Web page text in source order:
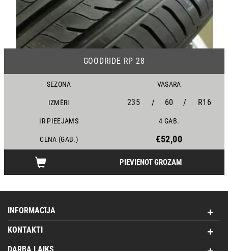
GOODRIDE RP 28
SEZONA VASARA
IZMĒRI 235 / 60 / R16
IR PIEEJAMS 4 GAB.
CENA (GAB.) €52,00
PIEVIENOT GROZAM
INFORMACĪJA
KONTAKTI